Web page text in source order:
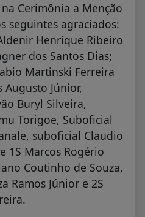
Cerimônia a Menção
seguintes agraciados:
Henrique Ribeiro
dos Santos Dias;
Martinski Ferreira
Augusto Júnior,
Buryl Silveira,
Torigoe, Suboficial
suboficial Claudio
1S Marcos Rogério
Coutinho de Souza,
Ramos Júnior e 2S